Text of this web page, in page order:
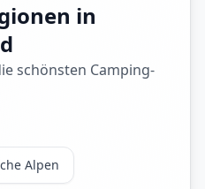
in
schönsten Camping-
Alpen